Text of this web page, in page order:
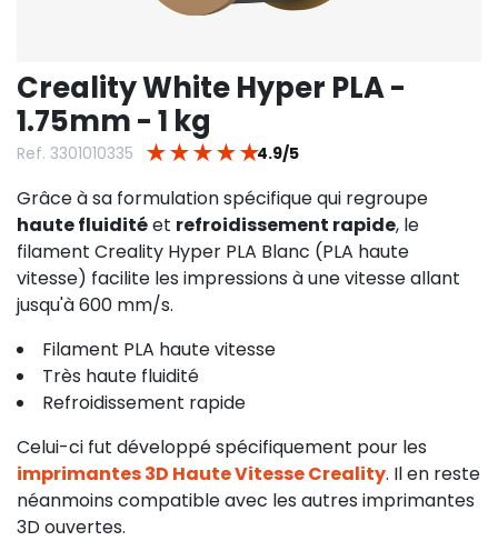
Creality White Hyper PLA -
1.75mm - 1 kg
Ref. 3301010335 ★ ★ ★ ★ ★4.9/5
Grâce à sa formulation spécifique qui regroupe
haute fluiditéet refroidissement rapide, le
filament Creality Hyper PLA Blanc (PLA haute
vitesse) facilite les impressions à une vitesse allant
jusqu'à 600 mm/s.
Filament PLA haute vitesse
Très haute fluidité
Refroidissement rapide
Celui-ci fut développé spécifiquement pour les
imprimantes 3D Haute Vitesse Creality. Il en reste
néanmoins compatible avec les autres imprimantes
3D ouvertes.